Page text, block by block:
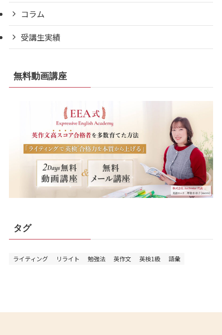
コラム
受講生実績
無料動画講座
タグ
ライティング リライト 勉強法 英作文 英検1級 語彙